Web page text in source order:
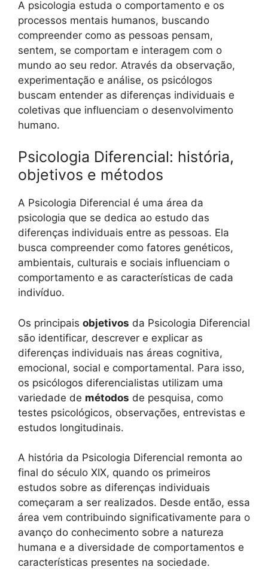
A psicologia estuda o comportamento e os
processos mentais humanos, buscando
compreender como as pessoas pensam,
sentem, se comportam e interagem com o
mundo ao seu redor. Através da observação,
experimentação e análise, os psicólogos
buscam entender as diferenças individuais e
coletivas que influenciam o desenvolvimento
humano.
Psicologia Diferencial: história,
objetivos e métodos
A Psicologia Diferencial é uma área da
psicologia que se dedica ao estudo das
diferenças individuais entre as pessoas. Ela
busca compreender como fatores genéticos,
ambientais, culturais e sociais influenciam o
comportamento e as características de cada
indivíduo.
Os principais objetivos da Psicologia Diferencial
são identificar, descrever e explicar as
diferenças individuais nas áreas cognitiva,
emocional, social e comportamental. Para isso,
os psicólogos diferencialistas utilizam uma
variedade de métodos de pesquisa, como
testes psicológicos, observações, entrevistas e
estudos longitudinais.
A história da Psicologia Diferencial remonta ao
final do século XIX, quando os primeiros
estudos sobre as diferenças individuais
começaram a ser realizados. Desde então, essa
área vem contribuindo significativamente para o
avanço do conhecimento sobre a natureza
humana e a diversidade de comportamentos e
características presentes na sociedade.